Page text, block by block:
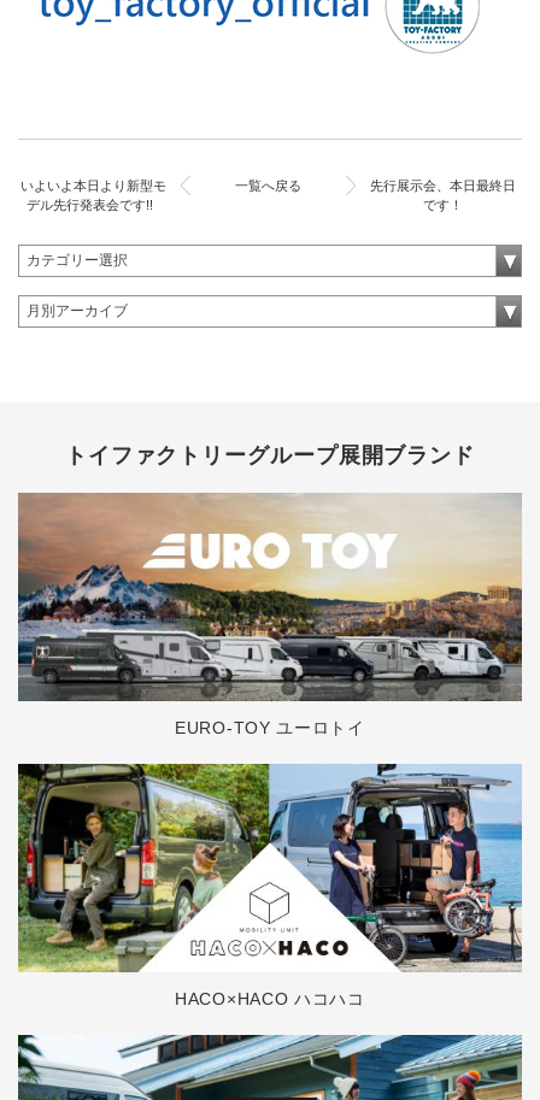
いよいよ本日より新型モ
デル先行発表会です!!
一覧へ戻る
先行展示会、本日最終日
です！
トイファクトリーグループ展開ブランド
EURO-TOY ユーロトイ
HACO×HACO ハコハコ